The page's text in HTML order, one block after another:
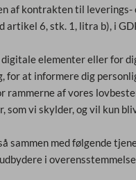
af kontrakten til
6, stk. 1, litra b), i
elementer eller for
for at informere dig
rammerne af vores
vi skylder, og vil kun
sammen med følgende
i